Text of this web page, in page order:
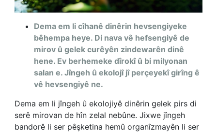
Dema em li cîhanê dinêrin hevsengiyeke
bêhempa heye. Di nava vê hefsengiyê de
mirov û gelek curêyên zindewarên dinê
hene. Ev berhemeke dîrokî û bi milyonan
salan e. Jîngeh û ekolojî jî perçeyekî girîng ê
vê hevsengiyê ne.
Dema em li jîngeh û ekolojiyê dinêrin gelek pirs di
serê mirovan de hîn zelal nebûne. Jixwe jîngeh
bandorê li ser pêşketina hemû organîzmayên li ser